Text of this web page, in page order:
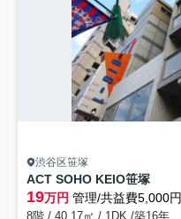
渋谷区笹塚
ACT SOHO KEIO笹塚
19万円 管理/共益費5,000円
8階 / 40.17㎡ / 1DK /築16年